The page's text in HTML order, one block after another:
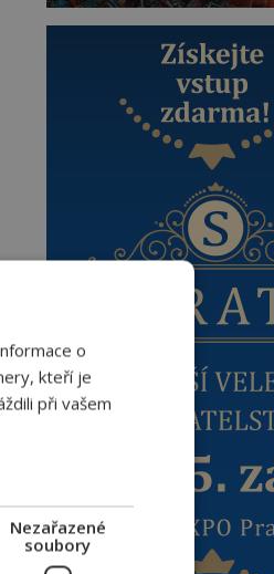
o
kteří je
při vašem
Nezařazené
soubory